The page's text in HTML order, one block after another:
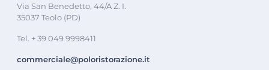
Via San Benedetto, 44/A Z. I.
35037 Teolo (PD)
Tel. + 39 049 9998411
commerciale@poloristorazione.it